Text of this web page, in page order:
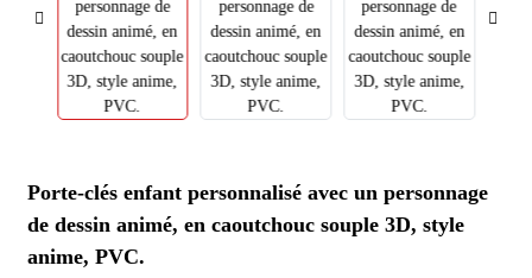
Porte-clés enfant personnalisé avec un personnage
de dessin animé, en caoutchouc souple 3D, style
anime, PVC.